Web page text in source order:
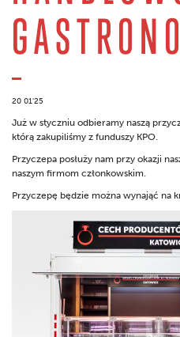
20 01'25
Już w styczniu odbieramy naszą
którą zakupiliśmy z funduszy KPO.
Przyczepa posłuży nam przy okazji
naszym firmom członkowskim.
Przyczepę będzie można wynająć na